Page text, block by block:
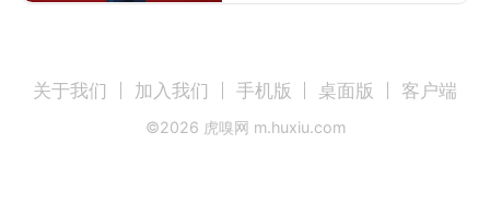
关于我们 加入我们 手机版 桌面版 客户端
©2026 虎嗅网 m.huxiu.com